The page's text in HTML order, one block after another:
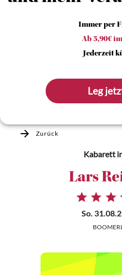
Immer per
Ab 5,90€
Jederzeit
Leg
Zurück
Kabarett
Lars
So.